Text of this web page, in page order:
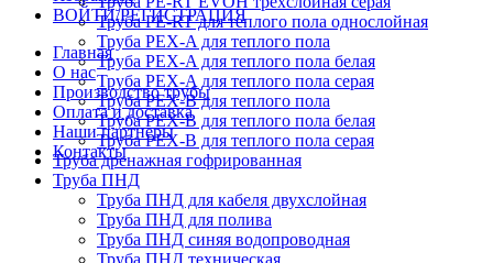
Труба PE-RT для теплого пола однослойная
Труба PEX-A для теплого пола
Труба PEX-A для теплого пола белая
Труба PEX-A для теплого пола серая
Труба PEX-B для теплого пола
Труба PEX-B для теплого пола белая
Труба PEX-B для теплого пола серая
Труба дренажная гофрированная
Труба ПНД
Труба ПНД для кабеля двухслойная
Труба ПНД для полива
Труба ПНД синяя водопроводная
Труба ПНД техническая
ВОЙТИ/РЕГИСТРАЦИЯ
Главная
О нас
Производство трубы
Оплата и доставка
Наши партнеры
Контакты